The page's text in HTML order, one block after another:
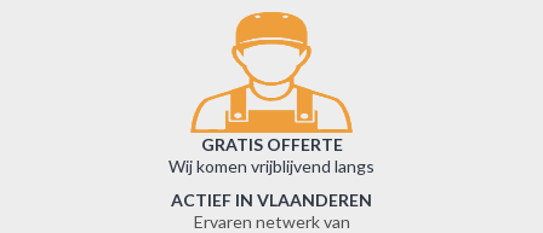
GRATIS OFFERTE
Wij komen vrijblijvend langs
ACTIEF IN VLAANDEREN
Ervaren netwerk van